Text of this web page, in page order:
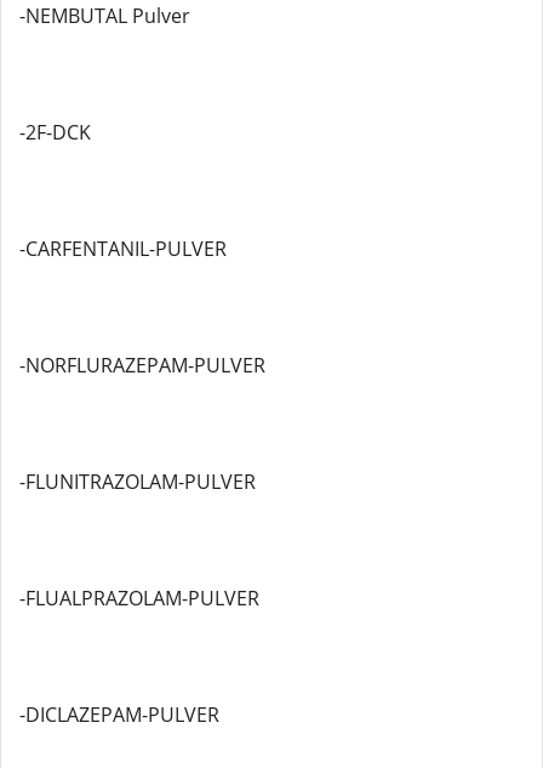
-NEMBUTAL Pulver
-2F-DCK
-CARFENTANIL-PULVER
-NORFLURAZEPAM-PULVER
-FLUNITRAZOLAM-PULVER
-FLUALPRAZOLAM-PULVER
-DICLAZEPAM-PULVER